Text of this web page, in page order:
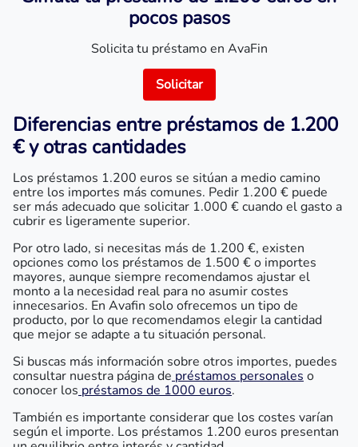
pocos pasos
Solicita tu préstamo en AvaFin
Solicitar
Diferencias entre préstamos de 1.200
€ y otras cantidades
Los préstamos 1.200 euros se sitúan a medio camino
entre los importes más comunes. Pedir 1.200 € puede
ser más adecuado que solicitar 1.000 € cuando el gasto a
cubrir es ligeramente superior.
Por otro lado, si necesitas más de 1.200 €, existen
opciones como los préstamos de 1.500 € o importes
mayores, aunque siempre recomendamos ajustar el
monto a la necesidad real para no asumir costes
innecesarios. En Avafin solo ofrecemos un tipo de
producto, por lo que recomendamos elegir la cantidad
que mejor se adapte a tu situación personal.
Si buscas más información sobre otros importes, puedes
consultar nuestra página de préstamos personales o
conocer los préstamos de 1000 euros.
También es importante considerar que los costes varían
según el importe. Los préstamos 1.200 euros presentan